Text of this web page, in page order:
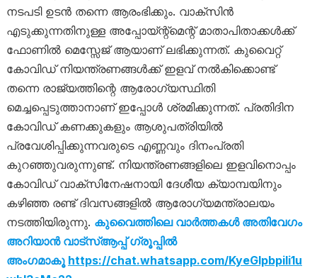
നടപടി ഉടൻ തന്നെ ആരംഭിക്കും. വാക്സിൻ
എടുക്കുന്നതിനുള്ള അപ്പോയ്ന്റ്മെന്റ് മാതാപിതാക്കൾക്ക്
ഫോണിൽ മെസ്സേജ് ആയാണ് ലഭിക്കുന്നത്. കുവൈറ്റ്
കോവിഡ് നിയന്ത്രണങ്ങൾക്ക് ഇളവ് നൽകിക്കൊണ്ട്
തന്നെ രാജ്യത്തിന്റെ ആരോഗ്യസ്ഥിതി
മെച്ചപ്പെടുത്താനാണ് ഇപ്പോൾ ശ്രമിക്കുന്നത്. പ്രതിദിന
കോവിഡ് കണക്കുകളും ആശുപത്രിയിൽ
പ്രവേശിപ്പിക്കുന്നവരുടെ എണ്ണവും ദിനംപ്രതി
കുറഞ്ഞുവരുന്നുണ്ട്. നിയന്ത്രണങ്ങളിലെ ഇളവിനൊപ്പം
കോവിഡ് വാക്സിനേഷനായി ദേശീയ ക്യാമ്പയിനും
കഴിഞ്ഞ രണ്ട് ദിവസങ്ങളിൽ ആരോഗ്യമന്ത്രാലയം
നടത്തിയിരുന്നു. കുവൈത്തിലെ വാർത്തകൾ അതിവേഗം
അറിയാൻ വാട്സ്ആപ്പ് ഗ്രൂപ്പിൽ
അംഗമാകൂ https://chat.whatsapp.com/KyeGlpbpili1u